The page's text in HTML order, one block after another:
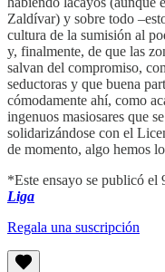
Zaldívar) y sobre todo
cultura de la sumisión al
y, finalmente, de que las
salvan del compromiso,
seductoras y que buena
cómodamente ahí, como
ingenuos masiosares que
solidarizándose con el
de momento, algo hemos
*Este ensayo se publicó
Liga
Regala una suscripción